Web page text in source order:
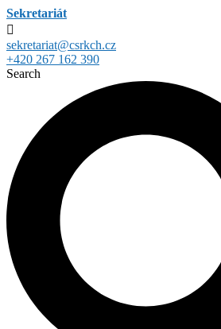
Sekretariát
sekretariat@csrkch.cz
+420 267 162 390
Search